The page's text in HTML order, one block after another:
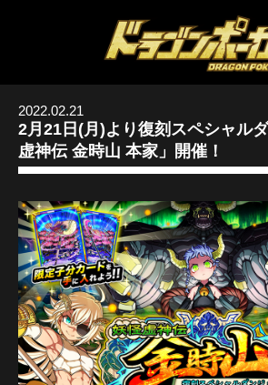
2022.02.21
2月21日(月)より復刻スペシャル
虚神伝 金時山 本家」開催！